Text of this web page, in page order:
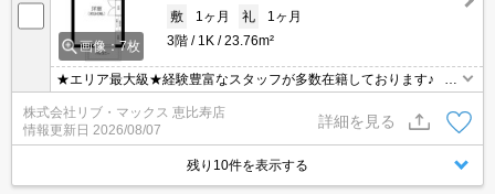
画像：7枚
敷
1ヶ月 礼
1ヶ月
3階
1K 23.76m²
★エリア最大級★経験豊富なスタッフが多数在籍しております♪ 初
期費用クレジット支払可能！オンライン内覧・オンライン契約等弊
社に一度も来店せずとも問題ありません♪弊社ではネットに掲載され
ている物件も全てご紹介可能になりますので気になる物件は全て申
し付けください★
株式会社リブ・マックス 恵比寿店
情報更新日 2026/08/07
詳細を見る
残り10件を表示する